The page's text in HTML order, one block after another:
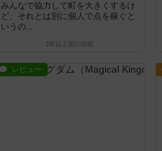
みんなで協力して町を大きくするけ
ど、それとは別に個人で点を稼ぐと
いうの...
3年以上前 の投稿
レビュー